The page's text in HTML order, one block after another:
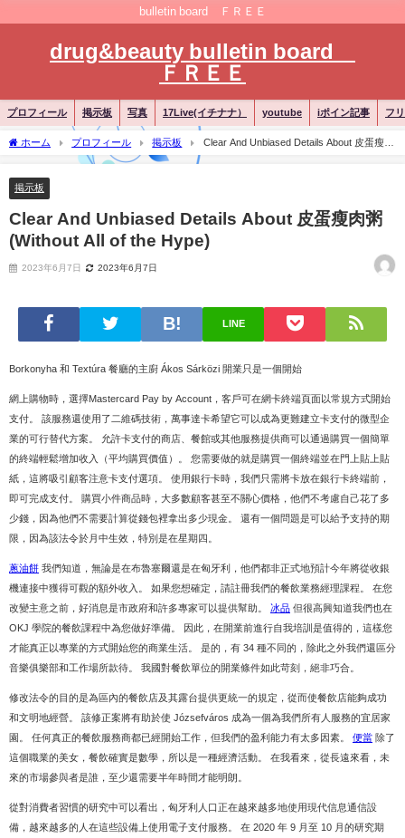
bulletin board ＦＲＥＥ
drug&beauty bulletin board
ＦＲＥＥ
プロフィール 掲示板 写真 17Live(イチナナ） youtube iポイン記事 フ
ホーム プロフィール 掲示板
Clear And Unbiased Details About 皮蛋瘦肉
粥 (Without All of the Hype)
掲示板
Clear And Unbiased Details About 皮蛋瘦肉粥
(Without All of the Hype)
2023年6月7日 2023年6月7日
LINE
Borkonyha 和 Textúra 餐廳的主廚 Ákos Sárközi 開業只是一個開始
網上購物時，選擇Mastercard Pay by Account，客戶可在網卡終端頁面以常規方式開始
支付。 該服務還使用了二維碼技術，萬事達卡希望它可以成為更難建立卡支付的微型企
業的可行替代方案。 允許卡支付的商店、餐館或其他服務提供商可以通過購買一個簡單
的終端輕鬆增加收入（平均購買價值）。 您需要做的就是購買一個終端並在門上貼上貼
紙，這將吸引顧客注意卡支付選項。 使用銀行卡時，我們只需將卡放在銀行卡終端前，
即可完成支付。 購買小件商品時，大多數顧客甚至不關心價格，他們不考慮自己花了多
少錢，因為他們不需要計算從錢包裡拿出多少現金。 還有一個問題是可以給予支持的期
限，因為該法令於月中生效，特別是在星期四。
蔥油餅 我們知道，無論是在布魯塞爾還是在匈牙利，他們都非正式地預計今年將從收銀
機連接中獲得可觀的額外收入。 如果您想確定，請註冊我們的餐飲業務經理課程。 在您
改變主意之前，好消息是市政府和許多專家可以提供幫助。 冰品 但很高興知道我們也在
OKJ 學院的餐飲課程中為您做好準備。 因此，在開業前進行自我培訓是值得的，這樣您
才能真正以專業的方式開始您的商業生活。 是的，有 34 種不同的，除此之外我們還區分
音樂俱樂部和工作場所款待。 我國對餐飲單位的開業條件如此苛刻，絕非巧合。
修改法令的目的是為區內的餐飲店及其露台提供更統一的規定，從而使餐飲店能夠成功
和文明地經營。 該修正案將有助於使 Józsefváros 成為一個為我們所有人服務的宜居家
園。 任何真正的餐飲服務商都已經開始工作，但我們的盈利能力有太多因素。 便當 除了
這個職業的美女，餐飲確實是數學，所以是一種經濟活動。 在我看來，從長遠來看，未
來的市場參與者是誰，至少還需要半年時間才能明朗。
從對消費者習慣的研究中可以看出，匈牙利人口正在越來越多地使用現代信息通信設
備，越來越多的人在這些設備上使用電子支付服務。 在 2020 年 9 月至 10 月的研究期